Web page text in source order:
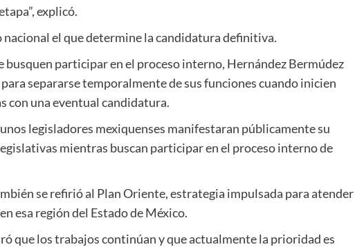
explicó.
el que determine la candidatura definitiva.
busquen participar en el proceso interno, Hernández Bermúdez
separarse temporalmente de sus funciones cuando inicien
con una eventual candidatura.
legisladores mexiquenses manifestaran públicamente su
mientras buscan participar en el proceso interno de
se refirió al Plan Oriente, estrategia impulsada para atender
esa región del Estado de México.
que los trabajos continúan y que actualmente la prioridad es